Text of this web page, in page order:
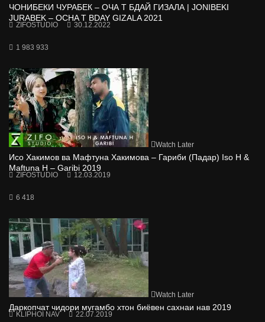
ЧОНИБЕКИ ЧУРАБЕК – ОЧА Т БДАЙ ГИЗАЛА | JONIBEKI
JURABEK – OCHA T BDAY GIZALA 2021
ZIFOSTUDIO 30.12.2022
1 983 933
Watch Later
Исо Хакимов ва Мафтуна Хакимова – Гариби (Падар) Iso H &
Maftuna H – Garibi 2019
ZIFOSTUDIO 12.03.2019
6 418
Watch Later
Даркопчат чидори мугамбо хтон биёвен сахнаи нав 2019
KLIPHOI NAV 22.07.2019